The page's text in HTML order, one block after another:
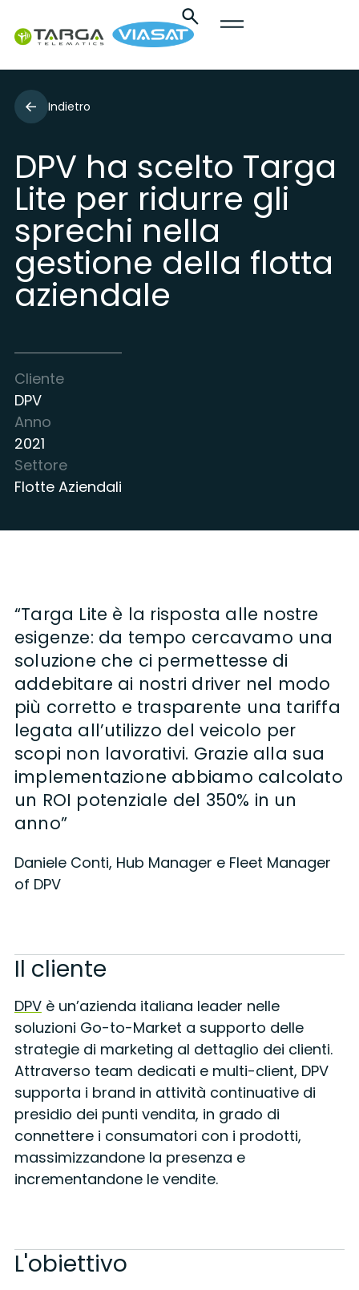
Indietro
DPV ha scelto Targa
Lite per ridurre gli
sprechi nella
gestione della flotta
aziendale
Cliente
DPV
Anno
2021
Settore
Flotte Aziendali
“Targa Lite è la risposta alle nostre
esigenze: da tempo cercavamo una
soluzione che ci permettesse di
addebitare ai nostri driver nel modo
più corretto e trasparente una tariffa
legata all’utilizzo del veicolo per
scopi non lavorativi. Grazie alla sua
implementazione abbiamo calcolato
un ROI potenziale del 350% in un
anno”
Daniele Conti, Hub Manager e Fleet Manager
of DPV
Il cliente
DPVè un’azienda italiana leader nelle
soluzioni Go-to-Market a supporto delle
strategie di marketing al dettaglio dei clienti.
Attraverso team dedicati e multi-client, DPV
supporta i brand in attività continuative di
presidio dei punti vendita, in grado di
connettere i consumatori con i prodotti,
massimizzandone la presenza e
incrementandone le vendite.
L'obiettivo